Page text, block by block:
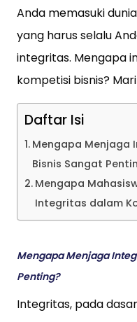
Anda memasuki
yang harus selalu
integritas. Mengapa
kompetisi bisnis?
Daftar Isi
Mengapa Menjaga
Bisnis Sangat
Mengapa
Integritas dalam
Mengapa Menjaga
Penting?
Integritas, pada